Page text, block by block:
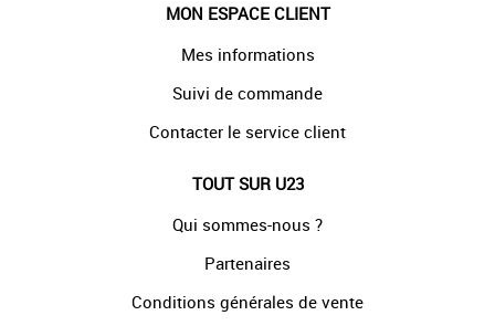
MON ESPACE CLIENT
Mes informations
Suivi de commande
Contacter le service client
TOUT SUR U23
Qui sommes-nous ?
Partenaires
Conditions générales de vente